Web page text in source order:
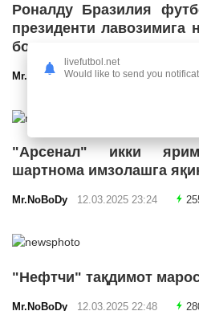
Роналду Бразилия
президенти лавозимига
бош тортди
Mr.NoBoDy12.03.2025 23:55
"Арсенал" икки
шартнома имзолашга
Mr.NoBoDy 12.03.2025 23:24
"Нефтчи" тақдимот
Mr.NoBoDy 12.03.2025 22:48
livefutbol.net
Would like to send you